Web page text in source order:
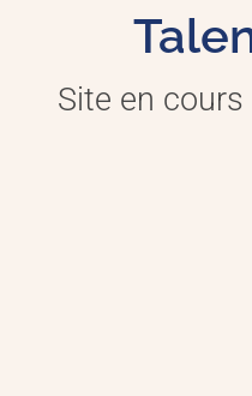
Site en